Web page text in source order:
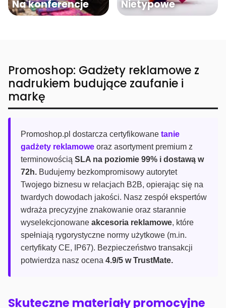
Na konferencje Nietypowe
Promoshop: Gadżety reklamowe z
nadrukiem budujące zaufanie i
markę
Promoshop.pl dostarcza certyfikowane tanie
gadżety reklamowe oraz asortyment premium z
terminowością SLA na poziomie 99% i dostawą w
72h. Budujemy bezkompromisowy autorytet
Twojego biznesu w relacjach B2B, opierając się na
twardych dowodach jakości. Nasz zespół ekspertów
wdraża precyzyjne znakowanie oraz starannie
wyselekcjonowane akcesoria reklamowe, które
spełniają rygorystyczne normy użytkowe (m.in.
certyfikaty CE, IP67). Bezpieczeństwo transakcji
potwierdza nasz ocena 4.9/5 w TrustMate.
Skuteczne materiały promocyjne